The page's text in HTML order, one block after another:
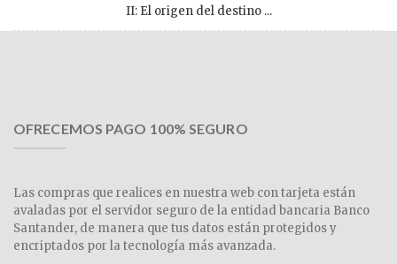
II: El origen del destino ...
OFRECEMOS PAGO 100% SEGURO
Las compras que realices en nuestra web con tarjeta están
avaladas por el servidor seguro de la entidad bancaria Banco
Santander, de manera que tus datos están protegidos y
encriptados por la tecnología más avanzada.